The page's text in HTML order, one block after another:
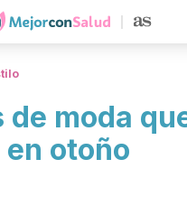
de moda
otoño